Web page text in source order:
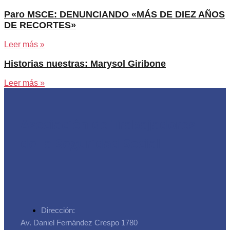
Paro MSCE: DENUNCIANDO «MÁS DE DIEZ AÑOS
DE RECORTES»
Leer más »
Historias nuestras: Marysol Giribone
Leer más »
Dirección:
Av. Daniel Fernández Crespo 1780